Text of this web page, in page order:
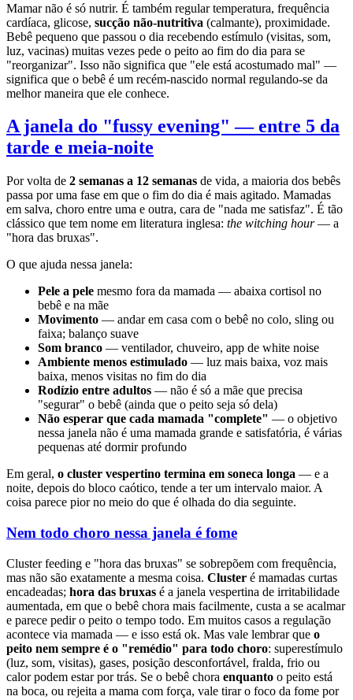
Mamar não é só nutrir. É também regular temperatura, frequência
cardíaca, glicose, sucção não-nutritiva (calmante), proximidade.
Bebê pequeno que passou o dia recebendo estímulo (visitas, som,
luz, vacinas) muitas vezes pede o peito ao fim do dia para se
"reorganizar". Isso não significa que "ele está acostumado mal" —
significa que o bebê é um recém-nascido normal regulando-se da
melhor maneira que ele conhece.
A janela do "fussy evening" — entre 5 da
tarde e meia-noite
Por volta de 2 semanas a 12 semanas de vida, a maioria dos bebês
passa por uma fase em que o fim do dia é mais agitado. Mamadas
em salva, choro entre uma e outra, cara de "nada me satisfaz". É tão
clássico que tem nome em literatura inglesa: the witching hour— a
"hora das bruxas".
O que ajuda nessa janela:
Pele a pele mesmo fora da mamada — abaixa cortisol no
bebê e na mãe
Movimento — andar em casa com o bebê no colo, sling ou
faixa; balanço suave
Som branco — ventilador, chuveiro, app de white noise
Ambiente menos estimulado — luz mais baixa, voz mais
baixa, menos visitas no fim do dia
Rodízio entre adultos — não é só a mãe que precisa
"segurar" o bebê (ainda que o peito seja só dela)
Não esperar que cada mamada "complete" — o objetivo
nessa janela não é uma mamada grande e satisfatória, é várias
pequenas até dormir profundo
Em geral, o cluster vespertino termina em soneca longa — e a
noite, depois do bloco caótico, tende a ter um intervalo maior. A
coisa parece pior no meio do que é olhada do dia seguinte.
Nem todo choro nessa janela é fome
Cluster feeding e "hora das bruxas" se sobrepõem com frequência,
mas não são exatamente a mesma coisa. Cluster é mamadas curtas
encadeadas; hora das bruxas é a janela vespertina de irritabilidade
aumentada, em que o bebê chora mais facilmente, custa a se acalmar
e parece pedir o peito o tempo todo. Em muitos casos a regulação
acontece via mamada — e isso está ok. Mas vale lembrar que o
peito nem sempre é o "remédio" para todo choro: superestímulo
(luz, som, visitas), gases, posição desconfortável, fralda, frio ou
calor podem estar por trás. Se o bebê chora enquanto o peito está
na boca, ou rejeita a mama com força, vale tirar o foco da fome por